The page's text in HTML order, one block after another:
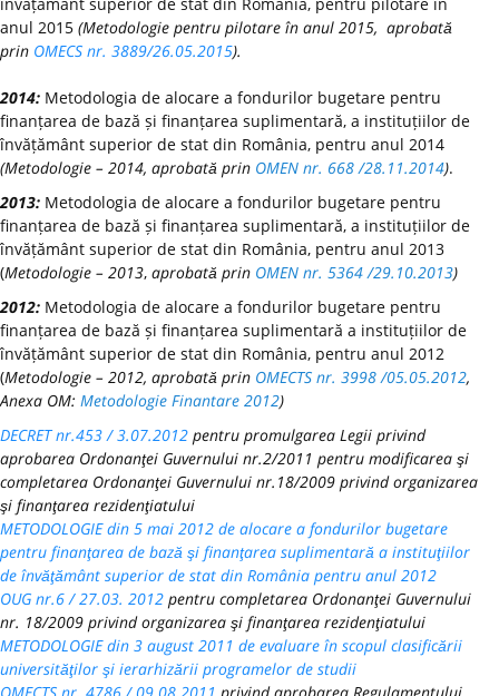
anul 2015 (Metodologie pentru pilotare în anul 2015, aprobată
prin OMECS nr. 3889/26.05.2015).
2014: Metodologia de alocare a fondurilor bugetare pentru
finanțarea de bază și finanțarea suplimentară, a instituțiilor de
învățământ superior de stat din România, pentru anul 2014
(Metodologie – 2014, aprobată prin OMEN nr. 668 /28.11.2014).
2013: Metodologia de alocare a fondurilor bugetare pentru
finanțarea de bază și finanțarea suplimentară, a instituțiilor de
învățământ superior de stat din România, pentru anul 2013
(Metodologie – 2013, aprobată prin OMEN nr. 5364 /29.10.2013)
2012: Metodologia de alocare a fondurilor bugetare pentru
finanțarea de bază și finanțarea suplimentară a instituțiilor de
învățământ superior de stat din România, pentru anul 2012
(Metodologie – 2012, aprobată prin OMECTS nr. 3998 /05.05.2012,
Anexa OM: Metodologie Finantare 2012)
DECRET nr.453 / 3.07.2012 pentru promulgarea Legii privind
aprobarea Ordonanţei Guvernului nr.2/2011 pentru modificarea şi
completarea Ordonanţei Guvernului nr.18/2009 privind organizarea
şi finanţarea rezidenţiatului
METODOLOGIE din 5 mai 2012 de alocare a fondurilor bugetare
pentru finanţarea de bază şi finanţarea suplimentară a instituţiilor
de învăţământ superior de stat din România pentru anul 2012
OUG nr.6 / 27.03. 2012 pentru completarea Ordonanţei Guvernului
nr. 18/2009 privind organizarea şi finanţarea rezidenţiatului
METODOLOGIE din 3 august 2011 de evaluare în scopul clasificării
universităţilor şi ierarhizării programelor de studii